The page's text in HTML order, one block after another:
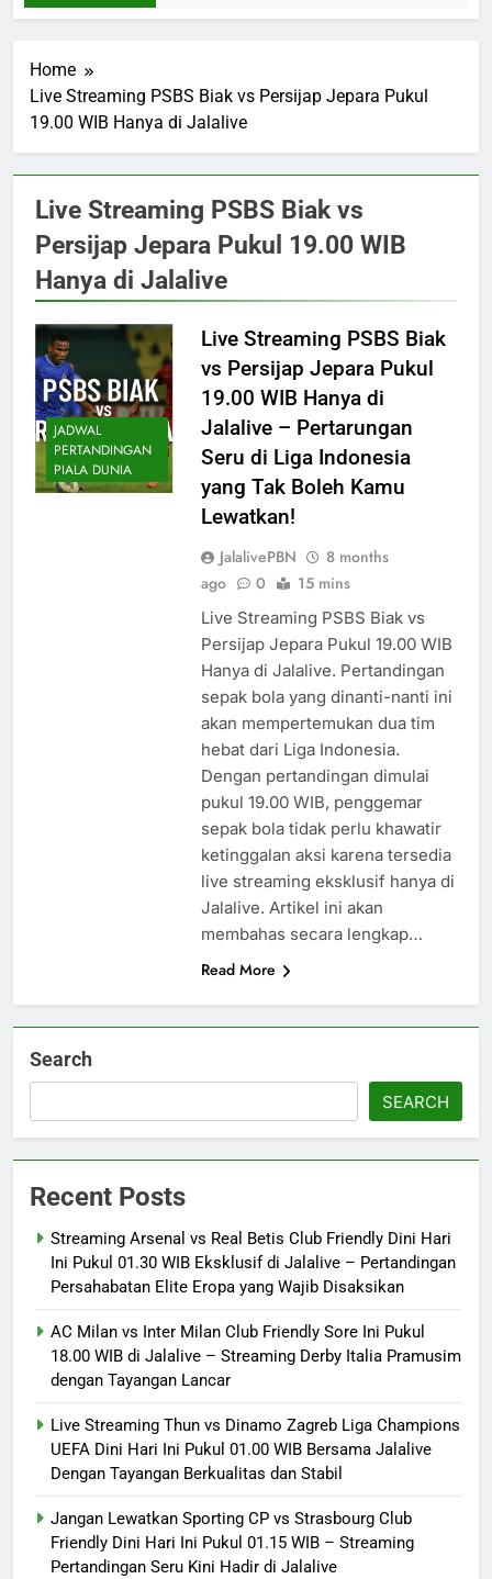
Home
Live Streaming PSBS Biak vs Persijap Jepara Pukul
19.00 WIB Hanya di Jalalive
Live Streaming PSBS Biak vs
Persijap Jepara Pukul 19.00 WIB
Hanya di Jalalive
JADWAL
PERTANDINGAN
PIALA DUNIA
Live Streaming PSBS Biak
vs Persijap Jepara Pukul
19.00 WIB Hanya di
Jalalive – Pertarungan
Seru di Liga Indonesia
yang Tak Boleh Kamu
Lewatkan!
JalalivePBN
8 months
ago
0 15 mins
Live Streaming PSBS Biak vs
Persijap Jepara Pukul 19.00 WIB
Hanya di Jalalive. Pertandingan
sepak bola yang dinanti-nanti ini
akan mempertemukan dua tim
hebat dari Liga Indonesia.
Dengan pertandingan dimulai
pukul 19.00 WIB, penggemar
sepak bola tidak perlu khawatir
ketinggalan aksi karena tersedia
live streaming eksklusif hanya di
Jalalive. Artikel ini akan
membahas secara lengkap…
Read More
Search
SEARCH
Recent Posts
Streaming Arsenal vs Real Betis Club Friendly Dini Hari
Ini Pukul 01.30 WIB Eksklusif di Jalalive – Pertandingan
Persahabatan Elite Eropa yang Wajib Disaksikan
AC Milan vs Inter Milan Club Friendly Sore Ini Pukul
18.00 WIB di Jalalive – Streaming Derby Italia Pramusim
dengan Tayangan Lancar
Live Streaming Thun vs Dinamo Zagreb Liga Champions
UEFA Dini Hari Ini Pukul 01.00 WIB Bersama Jalalive
Dengan Tayangan Berkualitas dan Stabil
Jangan Lewatkan Sporting CP vs Strasbourg Club
Friendly Dini Hari Ini Pukul 01.15 WIB – Streaming
Pertandingan Seru Kini Hadir di Jalalive